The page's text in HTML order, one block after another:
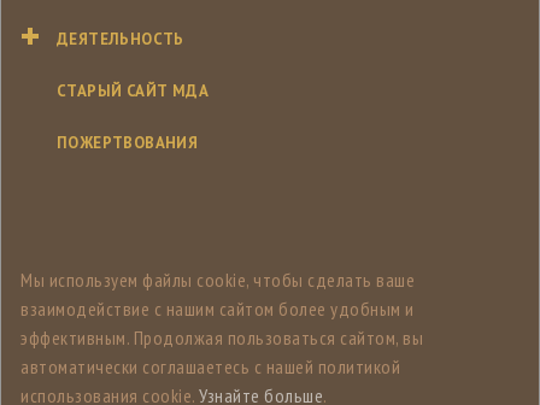
ДЕЯТЕЛЬНОСТЬ
СТАРЫЙ САЙТ МДА
ПОЖЕРТВОВАНИЯ
Мы используем файлы cookie, чтобы сделать ваше
взаимодействие с нашим сайтом более удобным и
эффективным. Продолжая пользоваться сайтом, вы
автоматически соглашаетесь с нашей политикой
использования cookie. Узнайте больше.